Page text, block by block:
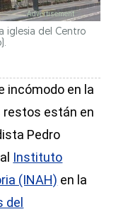
iglesia del Centro
incómodo en la
restos están en
Pedro
Instituto
(INAH) en la
del